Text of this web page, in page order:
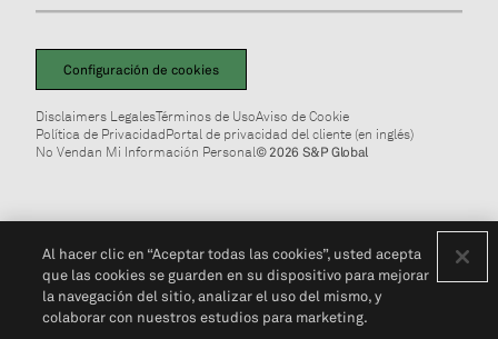
Configuración de cookies
Disclaimers LegalesTérminos de UsoAviso de Cookie
Política de PrivacidadPortal de privacidad del cliente (en inglés)
No Vendan Mi Información Personal© 2026 S&P Global
Al hacer clic en “Aceptar todas las cookies”, usted acepta
que las cookies se guarden en su dispositivo para mejorar
la navegación del sitio, analizar el uso del mismo, y
colaborar con nuestros estudios para marketing.